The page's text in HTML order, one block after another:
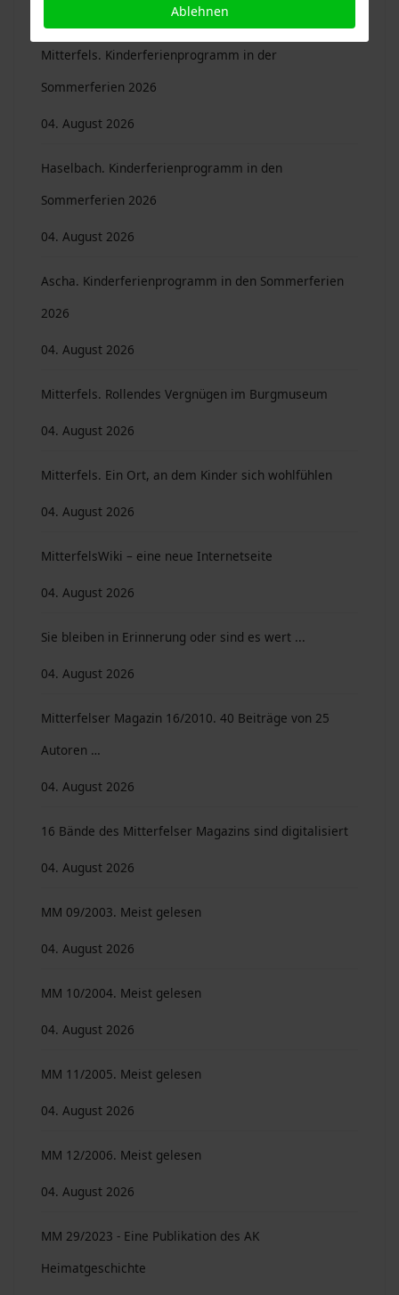
Mitterfels. Kinderferienprogramm in der
Sommerferien 2026
04. August 2026
Haselbach. Kinderferienprogramm in den
Sommerferien 2026
04. August 2026
Ascha. Kinderferienprogramm in den Sommerferien
2026
04. August 2026
Mitterfels. Rollendes Vergnügen im Burgmuseum
04. August 2026
Mitterfels. Ein Ort, an dem Kinder sich wohlfühlen
04. August 2026
MitterfelsWiki – eine neue Internetseite
04. August 2026
Sie bleiben in Erinnerung oder sind es wert ...
04. August 2026
Mitterfelser Magazin 16/2010. 40 Beiträge von 25
Autoren …
04. August 2026
16 Bände des Mitterfelser Magazins sind digitalisiert
04. August 2026
MM 09/2003. Meist gelesen
04. August 2026
MM 10/2004. Meist gelesen
04. August 2026
MM 11/2005. Meist gelesen
04. August 2026
MM 12/2006. Meist gelesen
04. August 2026
MM 29/2023 - Eine Publikation des AK
Heimatgeschichte
Ablehnen